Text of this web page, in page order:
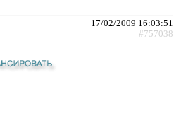
17/02/2009 16:03:51
#757038